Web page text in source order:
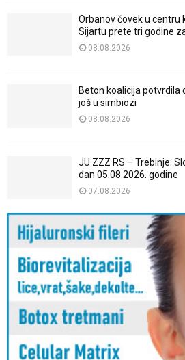
Orbanov čovek u centru
Sijartu prete tri godine
08.08.2026
Beton koalicija potvrdila
još u simbiozi
08.08.2026
JU ZZZ RS – Trebinje:
dan 05.08.2026. godine
07.08.2026